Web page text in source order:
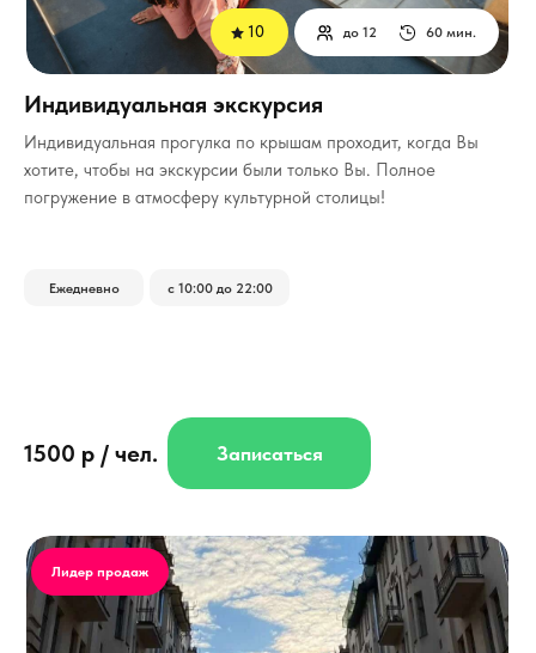
Индивидуальная прогулка по крышам проходит, когда Вы
хотите, чтобы на экскурсии были только Вы. Полное
погружение в атмосферу культурной столицы!
60 мин.
до 12
Ежедневно с 10:00 до 22:00
Индивидуальная экскурсия
10
1500 р / чел. Записаться
Лидер продаж